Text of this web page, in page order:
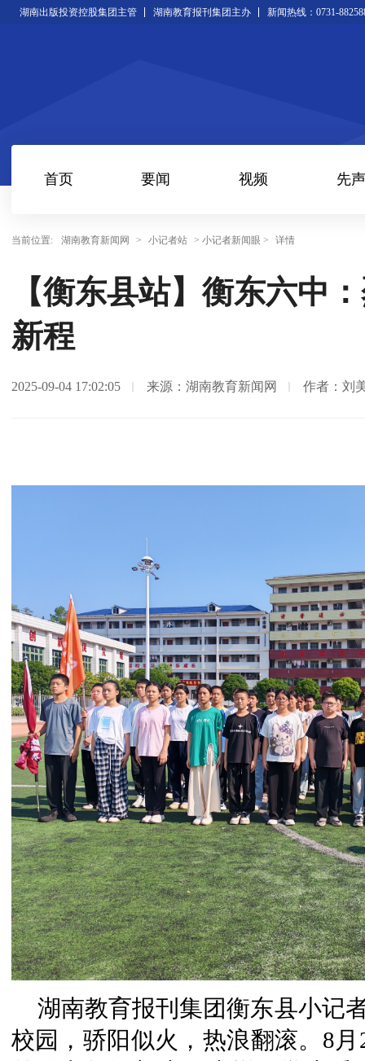
湖南出版投资控股集团主管 湖南教育报刊集团主办 新闻热线：0731-
首页 要闻 视频 先声
当前位置: 湖南教育新闻网 > 小记者站 > 小记者新闻眼 > 详情
【衡东县站】衡东六中
新程
2025-09-04 17:02:05 来源：湖南教育新闻网 作者：刘
湖南教育报刊集团衡东县小记
校园，骄阳似火，热浪翻滚。8